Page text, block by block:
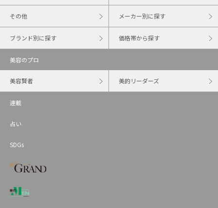
その他 メーカー別に探す
ブランド別に探す 価格帯から探す
美容のプロ
美容賢者 美的リーダーズ
連載
占い
SDGs